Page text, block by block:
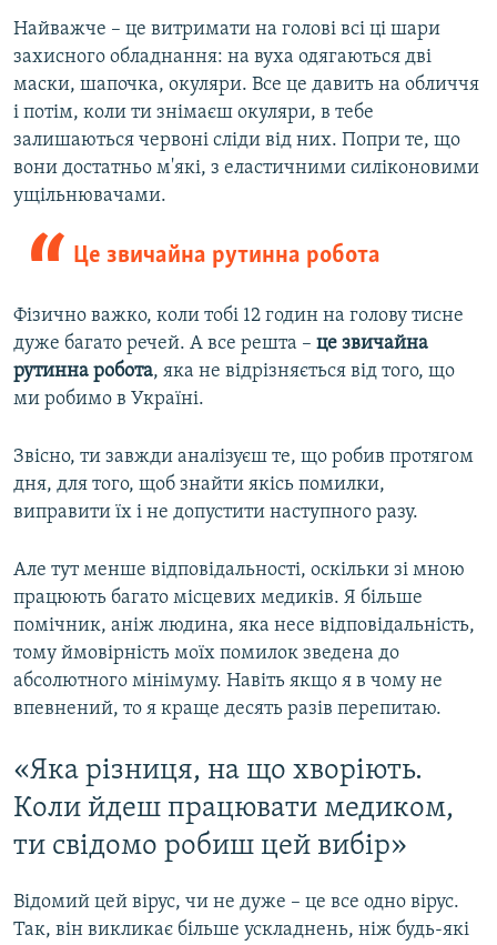
Найважче – це витримати на голові всі ці шари
захисного обладнання: на вуха одягаються дві
маски, шапочка, окуляри. Все це давить на обличчя
і потім, коли ти знімаєш окуляри, в тебе
залишаються червоні сліди від них. Попри те, що
вони достатньо м'які, з еластичними силіконовими
ущільнювачами.
Це звичайна рутинна робота
Фізично важко, коли тобі 12 годин на голову тисне
дуже багато речей. А все решта – це звичайна
рутинна робота, яка не відрізняється від того, що
ми робимо в Україні.
Звісно, ти завжди аналізуєш те, що робив протягом
дня, для того, щоб знайти якісь помилки,
виправити їх і не допустити наступного разу.
Але тут менше відповідальності, оскільки зі мною
працюють багато місцевих медиків. Я більше
помічник, аніж людина, яка несе відповідальність,
тому ймовірність моїх помилок зведена до
абсолютного мінімуму. Навіть якщо я в чому не
впевнений, то я краще десять разів перепитаю.
«Яка різниця, на що хворіють.
Коли йдеш працювати медиком,
ти свідомо робиш цей вибір»
Відомий цей вірус, чи не дуже – це все одно вірус.
Так, він викликає більше ускладнень, ніж будь-які